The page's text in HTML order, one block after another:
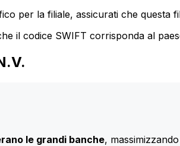
per la filiale, assicurati che questa
il codice SWIFT corrisponda al
le grandi banche,